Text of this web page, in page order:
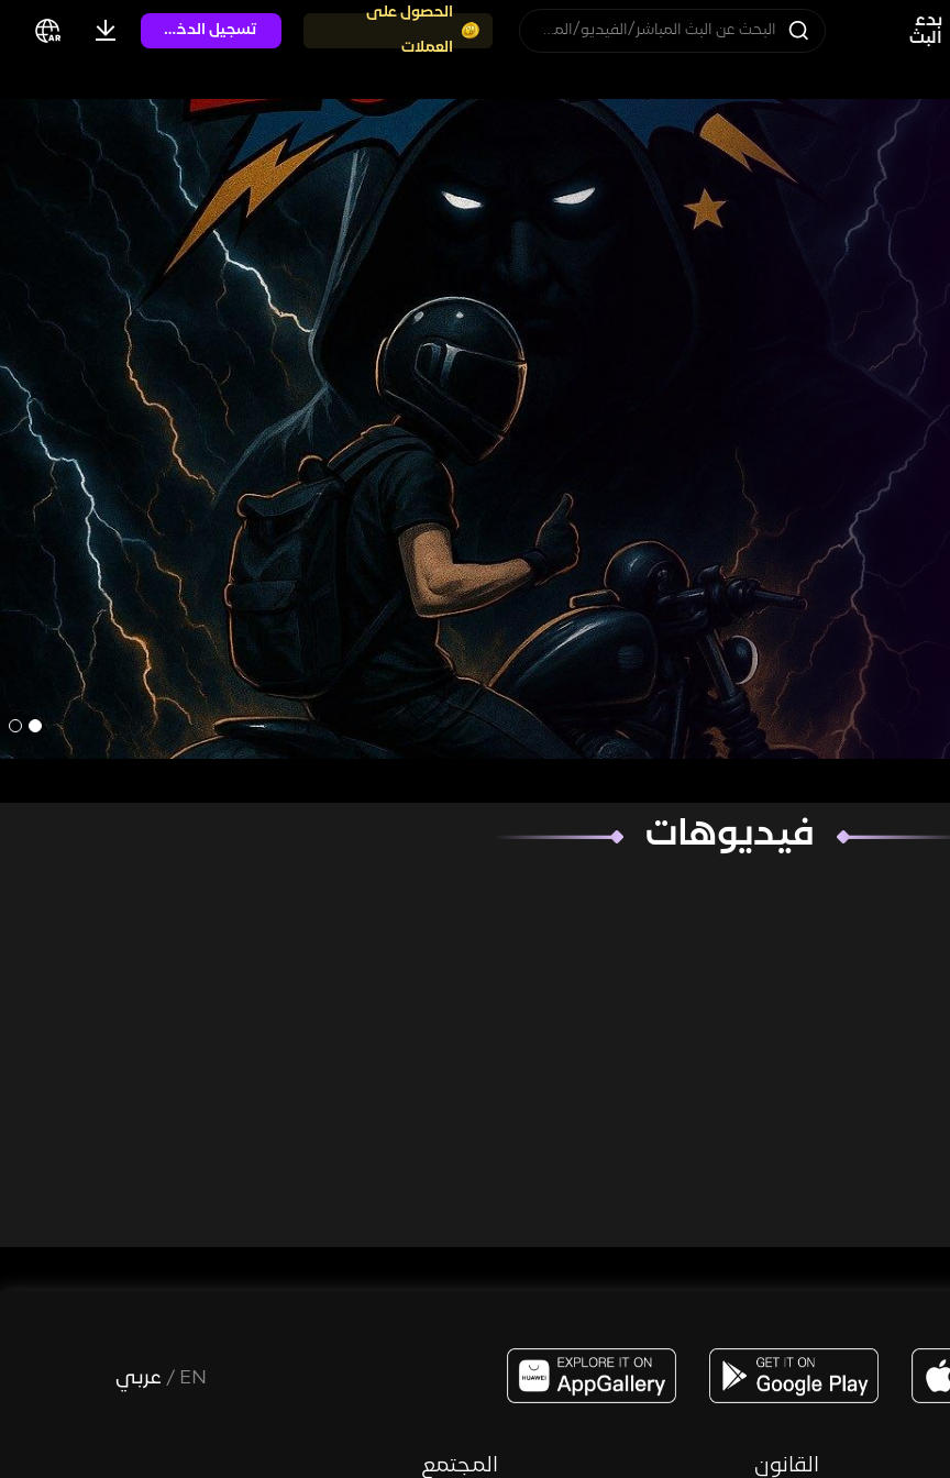
بدء
البث
البحث عن البث المباشر/الفيديو/المستخدم
الحصول على
العملات
تسجيل الدخول
فيديوهات
EN
/ عربي
القانون المجتمع